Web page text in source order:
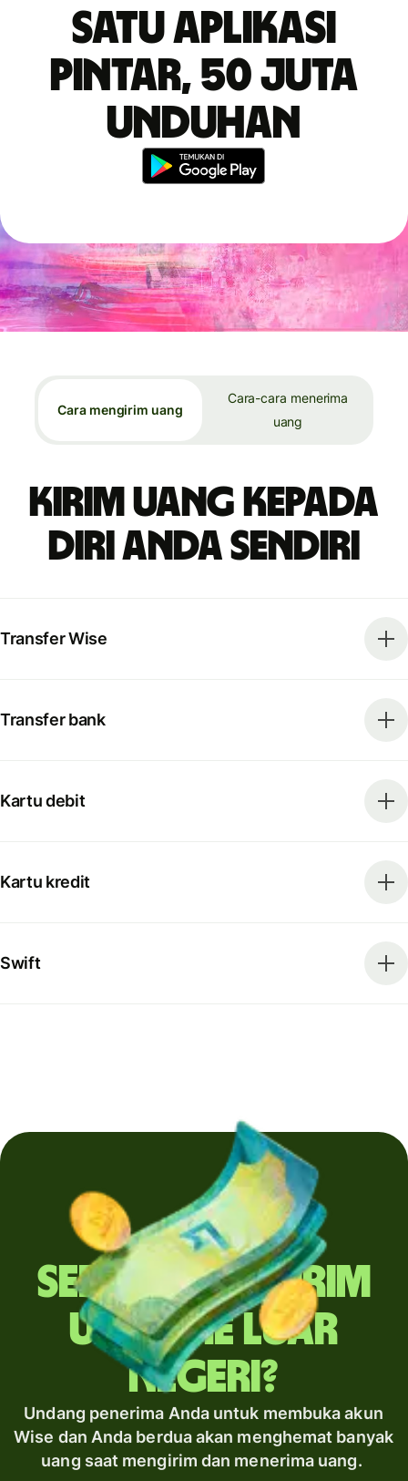
Satu aplikasi
pintar, 50 juta
unduhan
Cara mengirim uang
Cara-cara menerima
uang
Kirim uang kepada
diri Anda sendiri
Transfer Wise
Transfer bank
Kartu debit
Kartu kredit
Swift
Sering mengirim
uang ke luar
negeri?
Undang penerima Anda untuk membuka akun
Wise dan Anda berdua akan menghemat banyak
uang saat mengirim dan menerima uang.